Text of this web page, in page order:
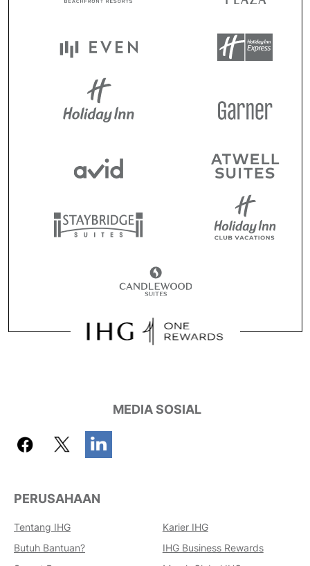
MEDIA SOSIAL
PERUSAHAAN
Tentang IHG
Karier IHG
Butuh Bantuan?
IHG Business Rewards
Keuntungan Memesan Dengan